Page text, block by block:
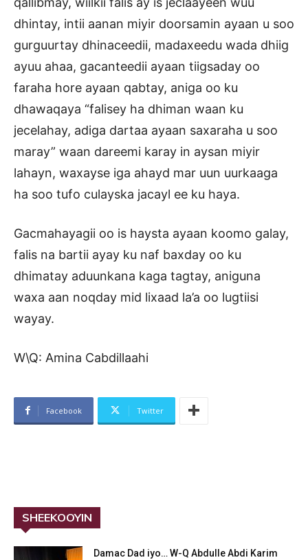
dhintay, intii aanan miyir doorsamin ayaan u soo
gurguurtay dhinaceedii, madaxeedu wada dhiig
ayuu ahaa, gacanteedii ayaan tiigsaday oo
faraha hore ayaan qabtay, aniga oo ku
dhawaqaya “falisey ha dhiman waan ku
jecelahay, adiga dartaa ayaan saxaraha u soo
maray” waan dareemi karay in aysan miyir
lahayn, waxayse iga ahayd mar uun uurkaaga
ha soo tufo culayska jacayl ee ku haya.
Gacmahayagii oo is haysta ayaan koomo galay,
falis na bartii ayay ku naf baxday oo ku
dhimatay aduunkana kaga tagtay, aniguna
waxa aan noqday mid lixaad la’a oo lugtiisi
wayay.
W\Q: Amina Cabdillaahi
Facebook Twitter
SHEEKOOYIN
Damac Dad iyo… W-Q Abdulle Abdi Karim